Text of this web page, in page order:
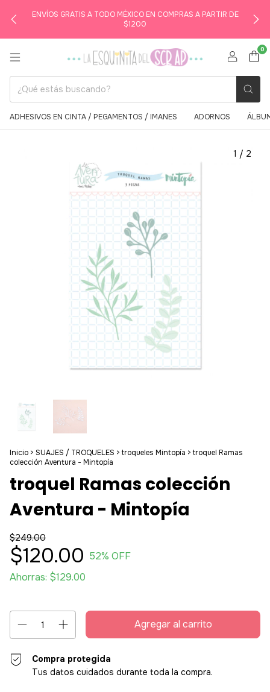
ENVÍOS GRATIS A TODO MÉXICO EN COMPRAS A PARTIR DE
$1200
0
ADHESIVOS EN CINTA / PEGAMENTOS / IMANES ADORNOS
1 / 2
Inicio > SUAJES / TROQUELES > troqueles Mintopía > troquel Ramas
colección Aventura - Mintopía
troquel Ramas colección
Aventura - Mintopía
$249.00
$120.00 52% OFF
Ahorras: $129.00
Compra protegida